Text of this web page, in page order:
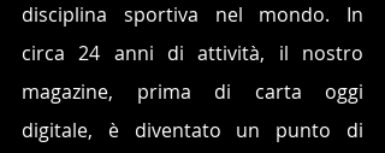
disciplina sportiva nel mondo. In
circa 24 anni di attività, il nostro
magazine, prima di carta oggi
digitale, è diventato un punto di